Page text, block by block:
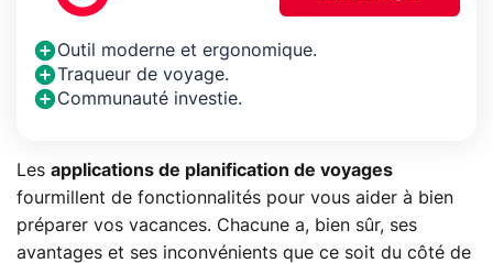
Outil moderne et ergonomique.
Traqueur de voyage.
Communauté investie.
Les applications de planification de voyages
fourmillent de fonctionnalités pour vous aider à bien
préparer vos vacances. Chacune a, bien sûr, ses
avantages et ses inconvénients que ce soit du côté de